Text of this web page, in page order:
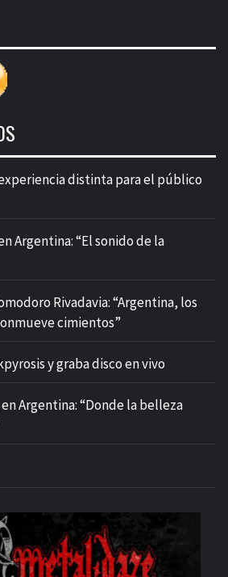
experiencia distinta para el público
Argentina: “El sonido de la
Rivadavia: “Argentina, los
cimientos”
y graba disco en vivo
Argentina: “Donde la belleza